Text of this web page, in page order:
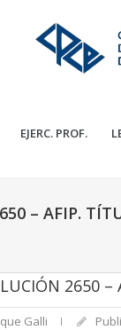
EJERC. PROF.
– AFIP.
2650
Galli